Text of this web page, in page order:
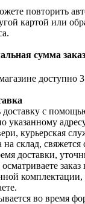
повторить
картой или
сумма
доступно 3
доставку с
указанному
курьерская
на склад,
доставки,
комплектации,
во время